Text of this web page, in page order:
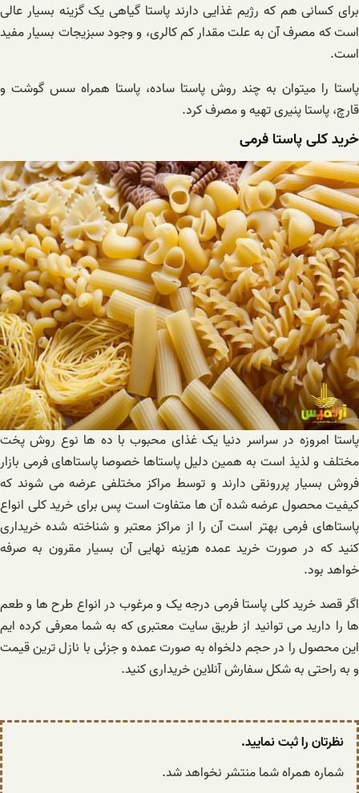
برای کسانی هم که رژیم غذایی دارند پاستا گیاهی یک گزینه بسیار عالی
است که مصرف آن به علت مقدار کم کالری، و وجود سبزیجات بسیار مفید
است.
پاستا را میتوان به چند روش پاستا ساده، پاستا همراه سس گوشت و
قارچ، پاستا پنیری تهیه و مصرف کرد.
خرید کلی پاستا فرمی
پاستا امروزه در سراسر دنیا یک غذای محبوب با ده ها نوع روش پخت
مختلف و لذیذ است به همین دلیل پاستاها خصوصا پاستاهای فرمی بازار
فروش بسیار پررونقی دارند و توسط مراکز مختلفی عرضه می شوند که
کیفیت محصول عرضه شده آن ها متفاوت است پس برای خرید کلی انواع
پاستاهای فرمی بهتر است آن را از مراکز معتبر و شناخته شده خریداری
کنید که در صورت خرید عمده هزینه نهایی آن بسیار مقرون به صرفه
خواهد بود.
اگر قصد خرید کلی پاستا فرمی درجه یک و مرغوب در انواع طرح ها و طعم
ها را دارید می توانید از طریق سایت معتبری که به شما معرفی کرده ایم
این محصول را در حجم دلخواه به صورت عمده و جزئی با نازل ترین قیمت
و به راحتی به شکل سفارش آنلاین خریداری کنید.
نظرتان را ثبت نمایید.
شماره همراه شما منتشر نخواهد شد.